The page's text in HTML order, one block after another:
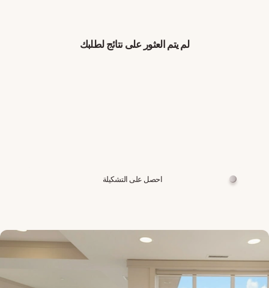
لم يتم العثور على نتائج لطلبك
احصل على التشكيلة